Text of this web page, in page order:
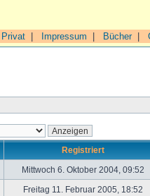
Privat Impressum Bücher|
Registriert
Mittwoch 6. Oktober 2004, 09:52
Freitag 11. Februar 2005, 18:52